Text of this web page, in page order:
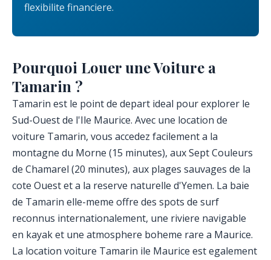
flexibilite financiere.
Pourquoi Louer une Voiture a
Tamarin ?
Tamarin est le point de depart ideal pour explorer le
Sud-Ouest de l'Ile Maurice. Avec une location de
voiture Tamarin, vous accedez facilement a la
montagne du Morne (15 minutes), aux Sept Couleurs
de Chamarel (20 minutes), aux plages sauvages de la
cote Ouest et a la reserve naturelle d'Yemen. La baie
de Tamarin elle-meme offre des spots de surf
reconnus internationalement, une riviere navigable
en kayak et une atmosphere boheme rare a Maurice.
La location voiture Tamarin ile Maurice est egalement